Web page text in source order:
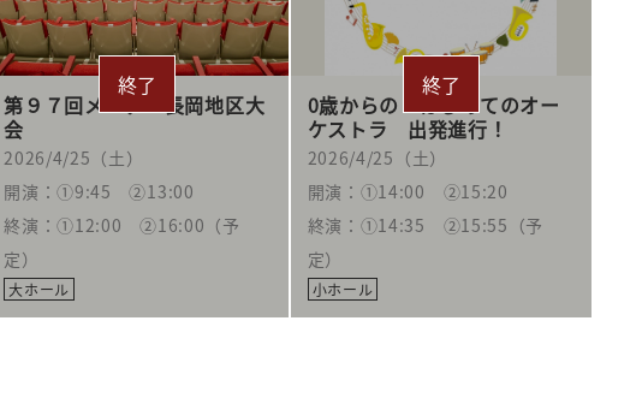
第９７回メーデー長岡地区大
会
2026/4/25（土）
開演：①9:45 ②13:00
終演：①12:00 ②16:00（予
定）
大ホール
0歳からの・はじめてのオー
ケストラ 出発進行！
2026/4/25（土）
開演：①14:00 ②15:20
終演：①14:35 ②15:55（予
定）
小ホール